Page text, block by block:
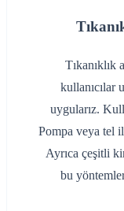
kullanıcılar
uygularız.
Pompa veya tel
Ayrıca çeşitli
bu